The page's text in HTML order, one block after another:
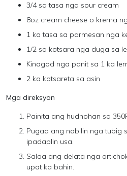
3/4 sa tasa nga sour cream
8oz cream cheese o krema
1 ka tasa sa parmesan nga
1/2 sa kotsara nga duga sa
Kinagod nga panit sa 1 ka
2 ka kotsareta sa asin
Mga direksyon
Painita ang hudnohan sa
Pugaa ang nabilin nga tubig
ipadaplin usa.
Salaa ang delata nga
upat ka bahin.